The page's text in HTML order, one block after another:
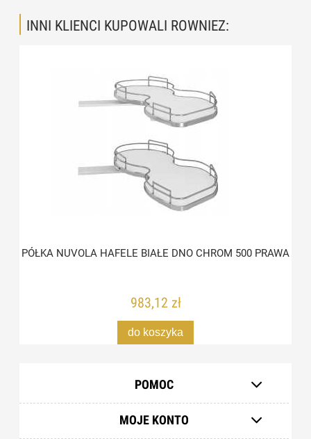
INNI KLIENCI KUPOWALI ROWNIEZ:
PÓŁKA NUVOLA HAFELE BIAŁE DNO CHROM 500 PRAWA
983,12 zł
do koszyka
POMOC
MOJE KONTO